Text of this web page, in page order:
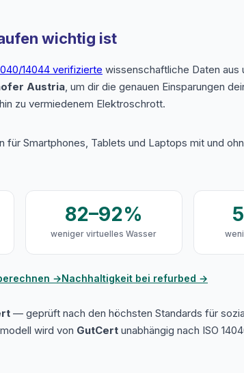
wichtig ist
14044 verifizierte wissenschaftliche Daten aus
Austria, um dir die genauen Einsparungen
zu vermiedenem Elektroschrott.
für Smartphones, Tablets und Laptops mit und
82–92%
weniger virtuelles Wasser
→Nachhaltigkeit bei refurbed →
— geprüft nach den höchsten Standards für
wird von GutCert unabhängig nach ISO